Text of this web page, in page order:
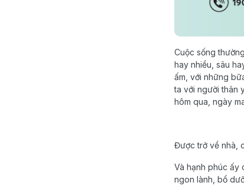
Cuộc sống
hay nhiều, sâu
ấm, với những
ta với người thân
hôm qua, ngày
Được trở về nhà,
Và hạnh phúc ấy
ngon lành, bổ